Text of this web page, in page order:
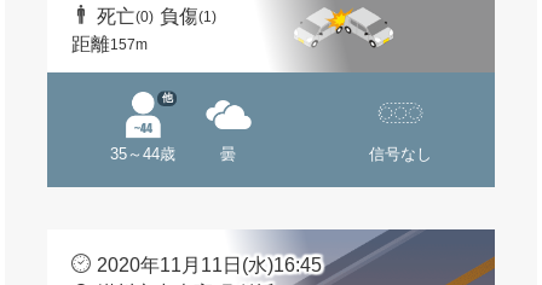
死亡(0) 負傷(1)
距離157m
35～44歳
他
曇 信号なし
2020年11月11日(水)16:45